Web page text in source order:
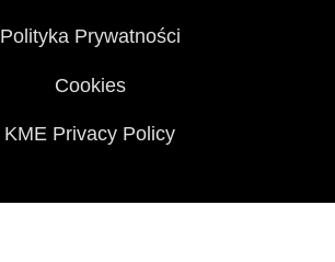
Polityka Prywatności
Cookies
KME Privacy Policy